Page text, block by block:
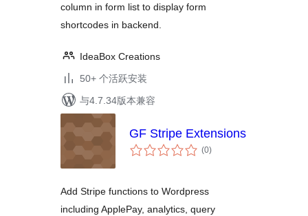
column in form list to display form
shortcodes in backend.
IdeaBox Creations
50+ 个活跃安装
与4.7.34版本兼容
GF Stripe Extensions
(0总
评)
Add Stripe functions to Wordpress
including ApplePay, analytics, query